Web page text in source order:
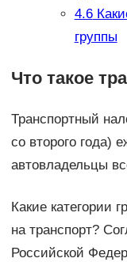
4.6
группы
Что такое
Транспортный
со второго года)
автовладельцы
Какие категории
на транспорт?
Российской